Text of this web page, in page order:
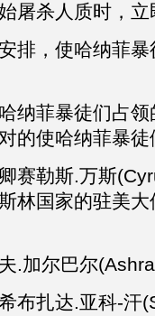
屠杀人质时，
排，使哈纳菲
纳菲暴徒们占
的使哈纳菲暴
赛勒斯.万斯
林国家的驻美
.加尔巴尔
布扎达.亚科-汗